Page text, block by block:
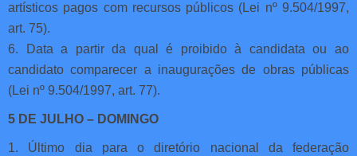
artísticos pagos com recursos públicos (Lei nº 9.504/1997,
art. 75).
6. Data a partir da qual é proibido à candidata ou ao
candidato comparecer a inaugurações de obras públicas
(Lei nº 9.504/1997, art. 77).
5 DE JULHO – DOMINGO
1. Último dia para o diretório nacional da federação